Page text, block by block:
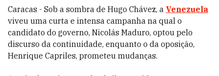
Caracas - Sob a sombra de Hugo Chávez, a Venezuela
viveu uma curta e intensa campanha na qual o
candidato do governo, Nicolás Maduro, optou pelo
discurso da continuidade, enquanto o da oposição,
Henrique Capriles, prometeu mudanças.